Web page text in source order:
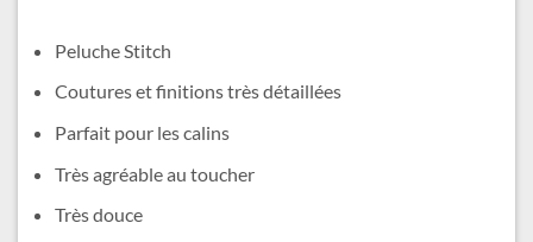
initial
35,99 €.29,99 €.
Peluche Stitch
Coutures et finitions très détaillées
Parfait pour les calins
Très agréable au toucher
Très douce